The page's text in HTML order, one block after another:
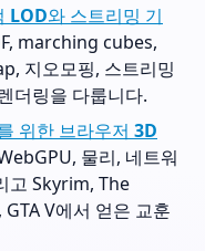
LOD와 스트리밍 기
marching cubes,
지오모핑, 스트리밍
더링을 다룹니다.
위한 브라우저 3D
물리, 네트워
고 Skyrim, The
V에서 얻은 교훈